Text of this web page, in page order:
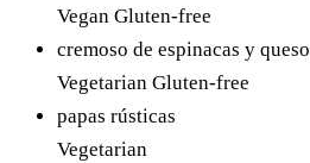
Vegan Gluten-free
cremoso de espinacas y queso
Vegetarian Gluten-free
papas rústicas
Vegetarian